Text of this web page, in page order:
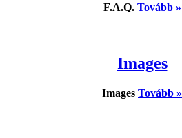
F.A.Q. Tovább »
Images
Images Tovább »